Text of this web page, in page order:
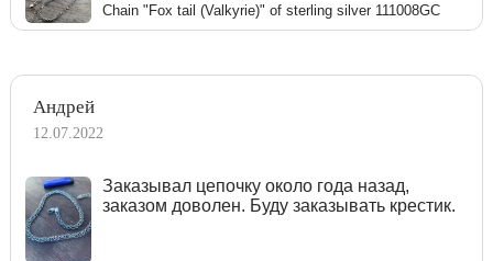
Chain "Fox tail (Valkyrie)" of sterling silver 111008GC
Андрей
12.07.2022
Заказывал цепочку около года назад,
заказом доволен. Буду заказывать крестик.